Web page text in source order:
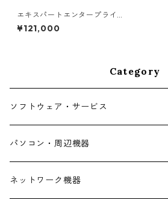
エキスパートエンタープライ
ズサブスクリプションライセ
ンス 1年 法人（過去3年平均年
¥121,000
Category
ソフトウェア・サービス
パソコン・周辺機器
デスクトップパソコン
ネットワーク機器